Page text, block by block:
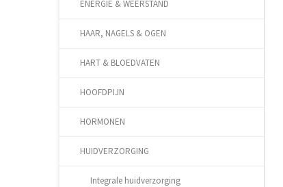
ENERGIE & WEERSTAND
HAAR, NAGELS & OGEN
HART & BLOEDVATEN
HOOFDPIJN
HORMONEN
HUIDVERZORGING
Integrale huidverzorging